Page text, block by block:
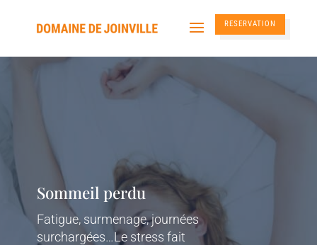
RESERVATION
Sommeil perdu
Fatigue, surmenage, journées
surchargées…Le stress fait